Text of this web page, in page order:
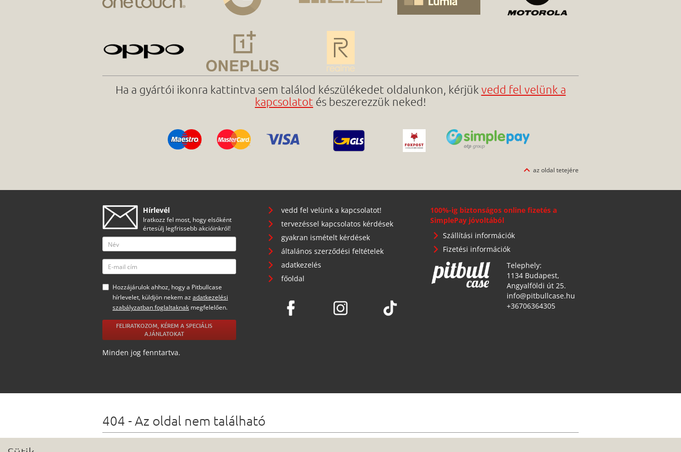
Ha a gyártói ikonra kattintva sem találod készülékedet oldalunkon, kérjük vedd fel velünk a
kapcsolatot és beszerezzük neked!
az oldal tetejére
Hírlevél
Iratkozz fel most, hogy elsőként
értesülj legfrissebb akcióinkról!
Hozzájárulok ahhoz, hogy a Pitbullcase
hírlevelet, küldjön nekem azadatkezelési
szabályzatban foglaltaknak megfelelően.
FELIRATKOZOM, KÉREM A SPECIÁLIS
AJÁNLATOKAT
Minden jog fenntartva.
vedd fel velünk a kapcsolatot!
tervezéssel kapcsolatos kérdések
gyakran ismételt kérdések
általános szerződési feltételek
adatkezelés
főoldal
100%-ig biztonságos online fizetés a
SimplePay jóvoltából
Szállítási információk
Fizetési információk
Telephely:
1134 Budapest,
Angyalföldi út 25.
info@pitbullcase.hu
+36706364305
404 - Az oldal nem található